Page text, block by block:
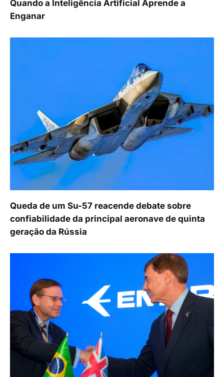
Quando a Inteligência Artificial Aprende a
Enganar
Queda de um Su-57 reacende debate sobre
confiabilidade da principal aeronave de quinta
geração da Rússia